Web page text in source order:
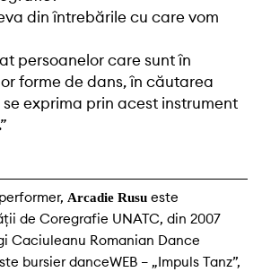
din întrebările cu care vom
persoanelor care sunt în
forme de dans, în căutarea
exprima prin acest instrument
Arcadie Rusu este
de Coregrafie UNATC, din 2007
Caciuleanu Romanian Dance
bursier danceWEB – „Impuls Tanz”,